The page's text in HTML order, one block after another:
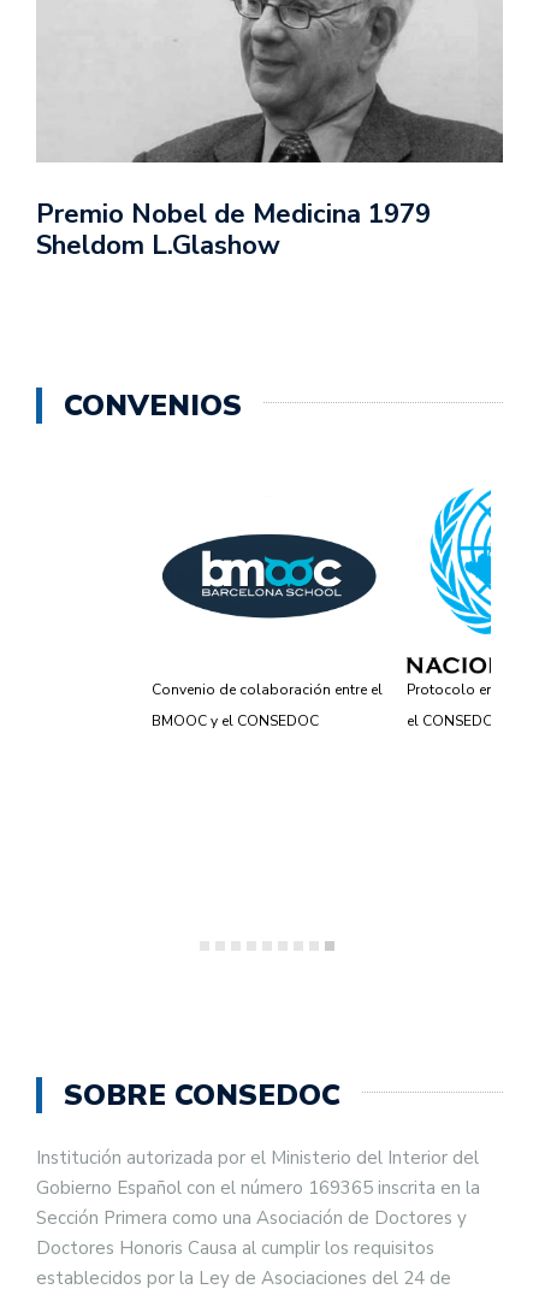
Premio Nobel de Medicina 1979
Sheldom L.Glashow
CONVENIOS
Convenio de colaboración entre el
BMOOC y el CONSEDOC
Protocolo entre
el CONSEDOC
SOBRE CONSEDOC
Institución autorizada por el Ministerio del Interior del
Gobierno Español con el número 169365 inscrita en la
Sección Primera como una Asociación de Doctores y
Doctores Honoris Causa al cumplir los requisitos
establecidos por la Ley de Asociaciones del 24 de